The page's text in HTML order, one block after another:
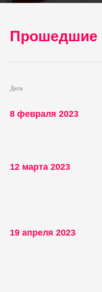
Прошедшие
Дата
8 февраля 2023
12 марта 2023
19 апреля 2023